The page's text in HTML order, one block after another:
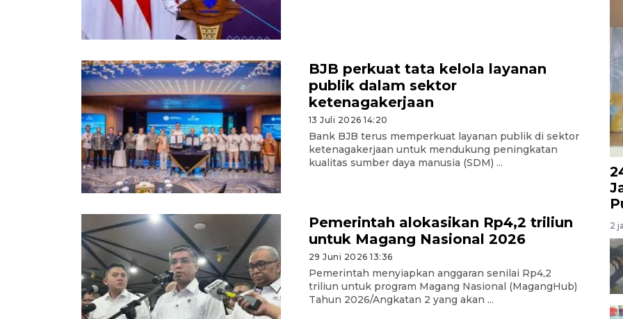
BJB perkuat tata kelola layanan
publik dalam sektor
ketenagakerjaan
13 Juli 2026 14:20
Bank BJB terus memperkuat layanan publik di sektor
ketenagakerjaan untuk mendukung peningkatan
kualitas sumber daya manusia (SDM) ...
Pemerintah alokasikan Rp4,2 triliun
untuk Magang Nasional 2026
29 Juni 2026 13:36
Pemerintah menyiapkan anggaran senilai Rp4,2
triliun untuk program Magang Nasional (MagangHub)
Tahun 2026/Angkatan 2 yang akan ...
2